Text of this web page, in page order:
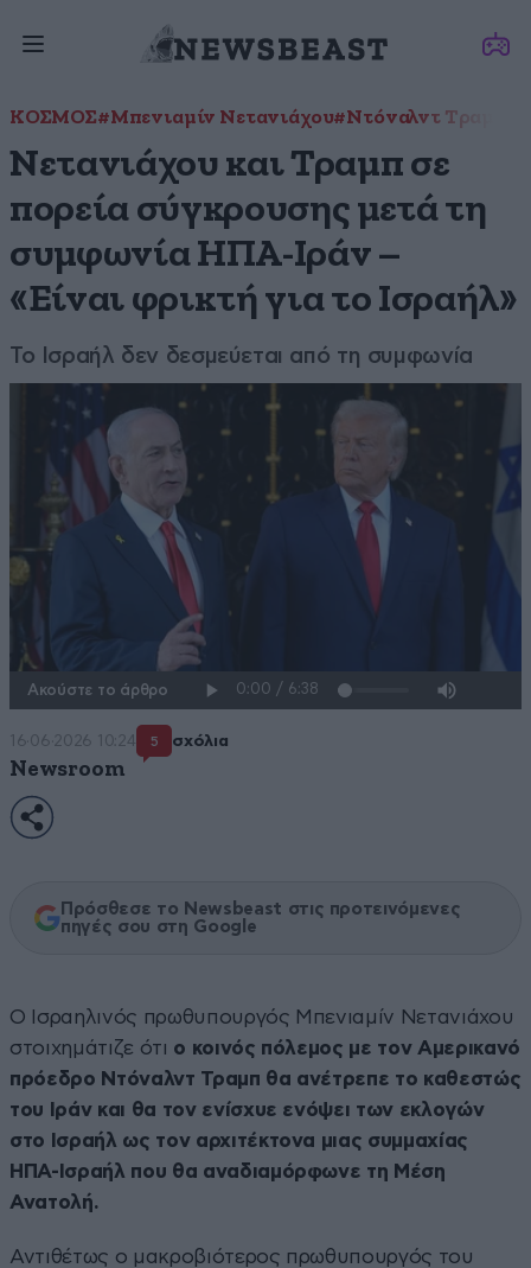
ΚΟΣΜΟΣ#Μπενιαμίν Νετανιάχου#Ντόναλντ Τραμπ
Νετανιάχου και Τραμπ σε
πορεία σύγκρουσης μετά τη
συμφωνία ΗΠΑ-Ιράν –
«Είναι φρικτή για το Ισραήλ»
Το Ισραήλ δεν δεσμεύεται από τη συμφωνία
Ακούστε το άρθρο
16·06·2026 10:24 5 σχόλια
Newsroom
Πρόσθεσε το Newsbeast στις προτεινόμενες
πηγές σου στη Google
Ο Ισραηλινός πρωθυπουργός Μπενιαμίν Νετανιάχου
στοιχημάτιζε ότι ο κοινός πόλεμος με τον Αμερικανό
πρόεδρο Ντόναλντ Τραμπ θα ανέτρεπε το καθεστώς
του Ιράν και θα τον ενίσχυε ενόψει των εκλογών
στο Ισραήλ ως τον αρχιτέκτονα μιας συμμαχίας
ΗΠΑ-Ισραήλ που θα αναδιαμόρφωνε τη Μέση
Ανατολή.
Αντιθέτως ο μακροβιότερος πρωθυπουργός του